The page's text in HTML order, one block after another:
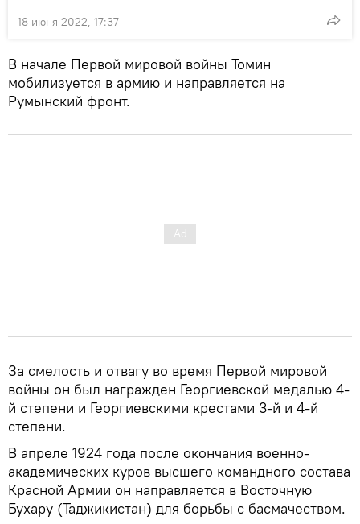
18 июня 2022, 17:37
В начале Первой мировой войны Томин
мобилизуется в армию и направляется на
Румынский фронт.
За смелость и отвагу во время Первой мировой
войны он был награжден Георгиевской медалью 4-
й степени и Георгиевскими крестами 3-й и 4-й
степени.
В апреле 1924 года после окончания военно-
академических куров высшего командного состава
Красной Армии он направляется в Восточную
Бухару (Таджикистан) для борьбы с басмачеством.